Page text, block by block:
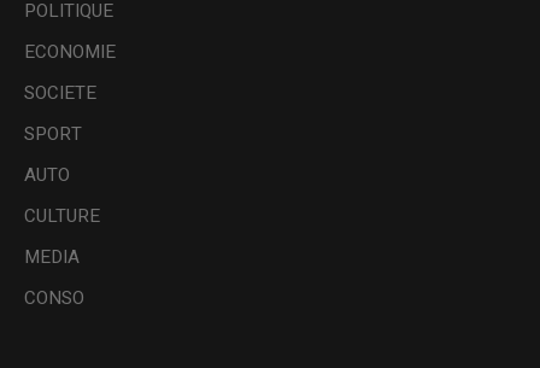
POLITIQUE
ECONOMIE
SOCIETE
SPORT
AUTO
CULTURE
MEDIA
CONSO